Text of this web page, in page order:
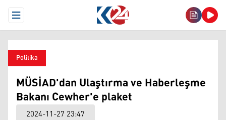
Open Menu
Politika
MÜSİAD'dan Ulaştırma ve Haberleşme
Bakanı Cewher'e plaket
2024-11-27 23:47